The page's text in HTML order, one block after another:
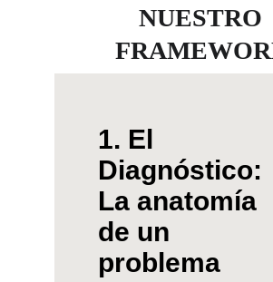
NUESTRO